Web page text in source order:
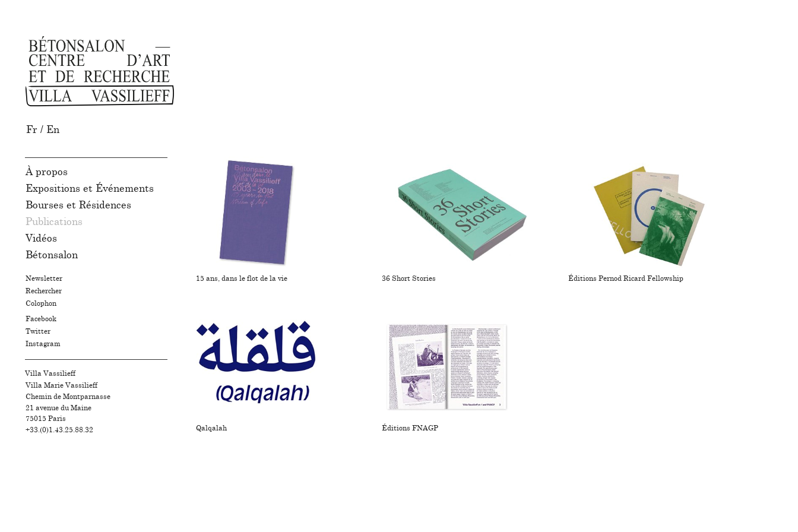
Fr / En
À propos
Expositions et Événements
Bourses et Résidences
Publications
Vidéos
Bétonsalon
Newsletter
Rechercher
Colophon
Facebook
Twitter
Instagram
Villa Vassilieff
Villa Marie Vassilieff
Chemin de Montparnasse
21 avenue du Maine
75015 Paris
+33.(0)1.43.25.88.32
15 ans, dans le flot de la vie 36 Short Stories Éditions Pernod Ricard Fellowship
Qalqalah Éditions FNAGP